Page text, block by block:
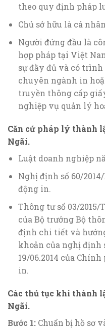
theo quy định pháp
Chủ sở hữu là cá
Người đứng đầu là
hợp pháp tại Việt
sự đầy đủ và có
chuyên ngành in
truyền thông cấp
nghiệp vụ quản lý
Căn cứ pháp lý thành
Ngãi.
Luật doanh nghiệp
Nghị định số 60/
động in.
Thông tư số 03/2015/
của Bộ trưởng Bộ
định chi tiết và
khoản của nghị định
19/06.2014 của
in.
Các thủ tục khi thành
Ngãi.
Bước 1: Chuẩn bị hồ sơ